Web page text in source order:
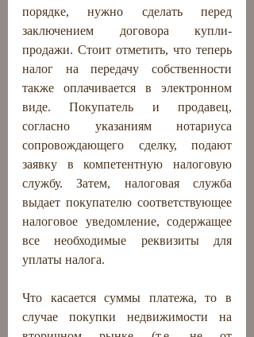
порядке, нужно сделать перед
заключением договора купли-
продажи. Стоит отметить, что теперь
налог на передачу собственности
также оплачивается в электронном
виде. Покупатель и продавец,
согласно указаниям нотариуса
сопровождающего сделку, подают
заявку в компетентную налоговую
службу. Затем, налоговая служба
выдает покупателю соответствующее
налоговое уведомление, содержащее
все необходимые реквизиты для
уплаты налога.
Что касается суммы платежа, то в
случае покупки недвижимости на